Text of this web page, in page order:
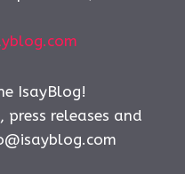
IsayBlog!
releases and